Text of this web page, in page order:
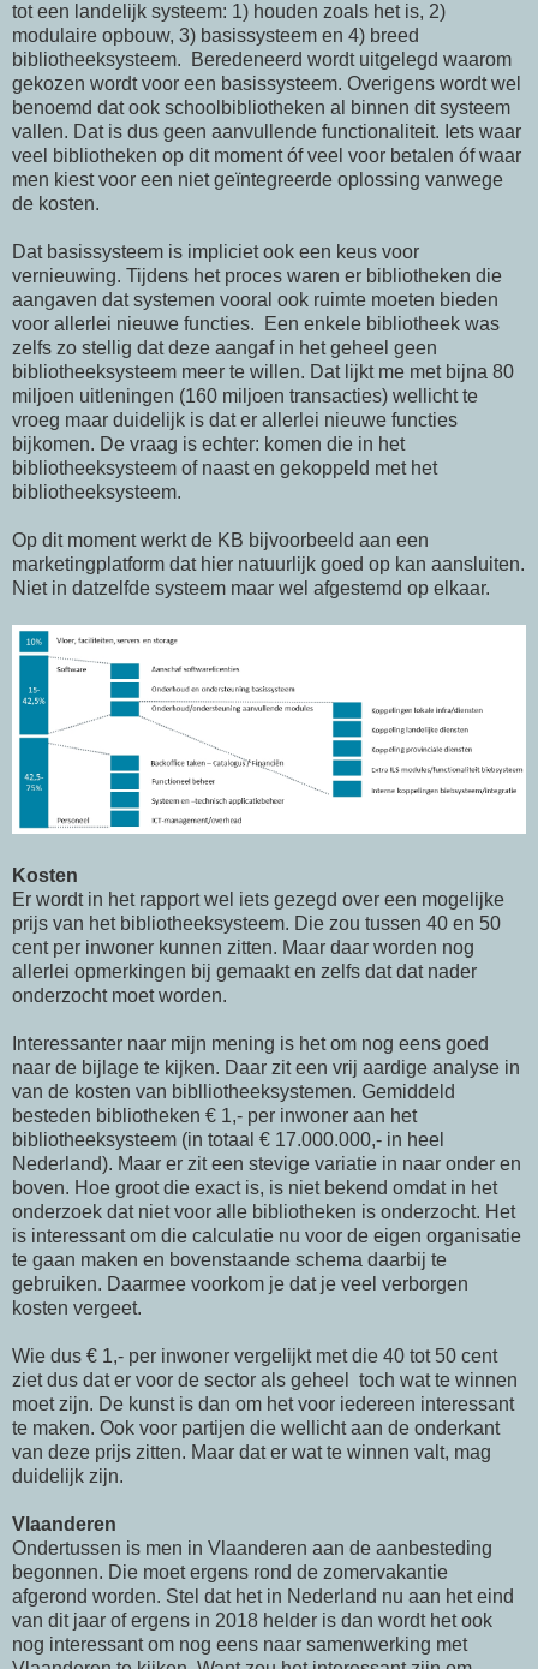
tot een landelijk systeem: 1) houden zoals het is, 2)
modulaire opbouw, 3) basissysteem en 4) breed
bibliotheeksysteem. Beredeneerd wordt uitgelegd waarom
gekozen wordt voor een basissysteem. Overigens wordt wel
benoemd dat ook schoolbibliotheken al binnen dit systeem
vallen. Dat is dus geen aanvullende functionaliteit. Iets waar
veel bibliotheken op dit moment óf veel voor betalen óf waar
men kiest voor een niet geïntegreerde oplossing vanwege
de kosten.
Dat basissysteem is impliciet ook een keus voor
vernieuwing. Tijdens het proces waren er bibliotheken die
aangaven dat systemen vooral ook ruimte moeten bieden
voor allerlei nieuwe functies. Een enkele bibliotheek was
zelfs zo stellig dat deze aangaf in het geheel geen
bibliotheeksysteem meer te willen. Dat lijkt me met bijna 80
miljoen uitleningen (160 miljoen transacties) wellicht te
vroeg maar duidelijk is dat er allerlei nieuwe functies
bijkomen. De vraag is echter: komen die in het
bibliotheeksysteem of naast en gekoppeld met het
bibliotheeksysteem.
Op dit moment werkt de KB bijvoorbeeld aan een
marketingplatform dat hier natuurlijk goed op kan aansluiten.
Niet in datzelfde systeem maar wel afgestemd op elkaar.
Kosten
Er wordt in het rapport wel iets gezegd over een mogelijke
prijs van het bibliotheeksysteem. Die zou tussen 40 en 50
cent per inwoner kunnen zitten. Maar daar worden nog
allerlei opmerkingen bij gemaakt en zelfs dat dat nader
onderzocht moet worden.
Interessanter naar mijn mening is het om nog eens goed
naar de bijlage te kijken. Daar zit een vrij aardige analyse in
van de kosten van biblliotheeksystemen. Gemiddeld
besteden bibliotheken € 1,- per inwoner aan het
bibliotheeksysteem (in totaal € 17.000.000,- in heel
Nederland). Maar er zit een stevige variatie in naar onder en
boven. Hoe groot die exact is, is niet bekend omdat in het
onderzoek dat niet voor alle bibliotheken is onderzocht. Het
is interessant om die calculatie nu voor de eigen organisatie
te gaan maken en bovenstaande schema daarbij te
gebruiken. Daarmee voorkom je dat je veel verborgen
kosten vergeet.
Wie dus € 1,- per inwoner vergelijkt met die 40 tot 50 cent
ziet dus dat er voor de sector als geheel toch wat te winnen
moet zijn. De kunst is dan om het voor iedereen interessant
te maken. Ook voor partijen die wellicht aan de onderkant
van deze prijs zitten. Maar dat er wat te winnen valt, mag
duidelijk zijn.
Vlaanderen
Ondertussen is men in Vlaanderen aan de aanbesteding
begonnen. Die moet ergens rond de zomervakantie
afgerond worden. Stel dat het in Nederland nu aan het eind
van dit jaar of ergens in 2018 helder is dan wordt het ook
nog interessant om nog eens naar samenwerking met